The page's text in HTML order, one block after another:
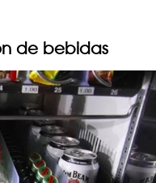
de bebidas